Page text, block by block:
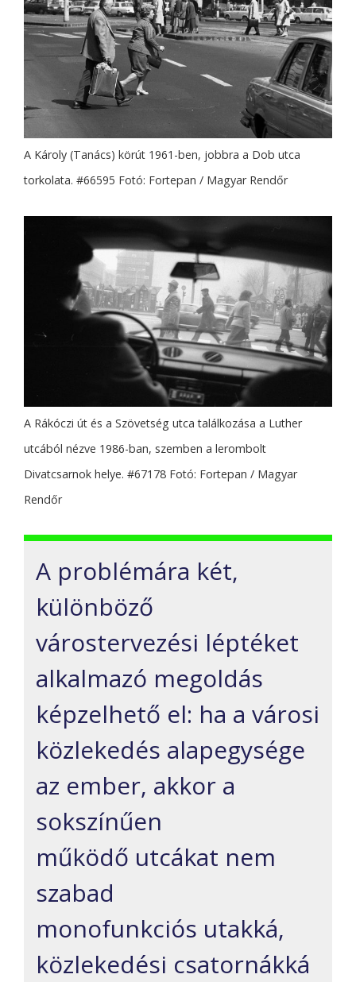
A Károly (Tanács) körút 1961-ben, jobbra a Dob utca
torkolata. #66595 Fotó: Fortepan / Magyar Rendőr
A Rákóczi út és a Szövetség utca találkozása a Luther
utcából nézve 1986-ban, szemben a lerombolt
Divatcsarnok helye. #67178 Fotó: Fortepan / Magyar
Rendőr
A problémára két,
különböző
várostervezési léptéket
alkalmazó megoldás
képzelhető el: ha a városi
közlekedés alapegysége
az ember, akkor a
sokszínűen
működő utcákat nem
szabad
monofunkciós utakká,
közlekedési csatornákká